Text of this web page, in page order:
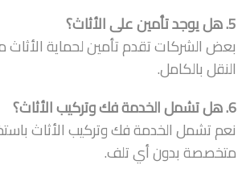
5. هل يوجد تأمين على الأثاث؟
بعض الشركات تقدم تأمين لحماية الأثاث
النقل بالكامل.
6. هل تشمل الخدمة فك وتركيب الأثاث؟
نعم تشمل الخدمة فك وتركيب الأثاث
متخصصة بدون أي تلف.